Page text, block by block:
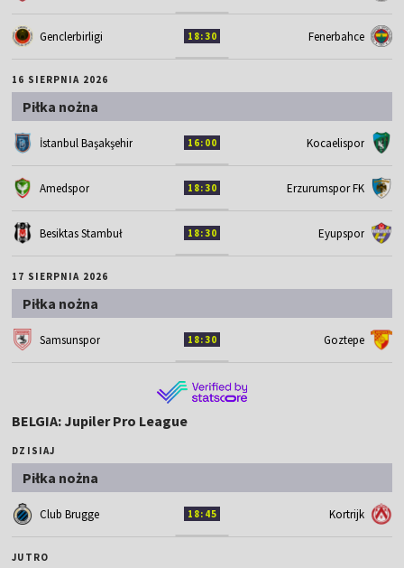
Genclerbirligi 18:30 Fenerbahce
16 SIERPNIA 2026
Piłka nożna
İstanbul Başakşehir 16:00 Kocaelispor
Amedspor 18:30 Erzurumspor FK
Besiktas Stambuł 18:30 Eyupspor
17 SIERPNIA 2026
Piłka nożna
Samsunspor 18:30 Goztepe
BELGIA: Jupiler Pro League
DZISIAJ
Piłka nożna
Club Brugge 18:45 Kortrijk
JUTRO